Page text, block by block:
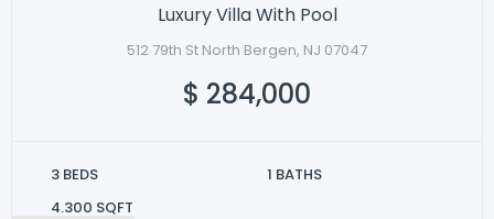
Luxury Villa With Pool
512 79th St North Bergen, NJ 07047
$ 284,000
3 BEDS
1 BATHS
4.300 SQFT